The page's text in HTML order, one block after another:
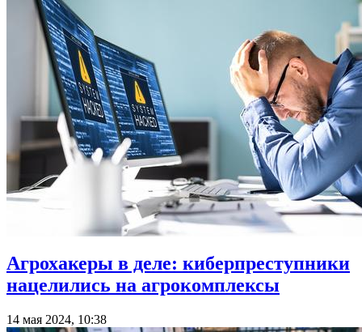
Агрохакеры в деле: киберпреступники
нацелились на агрокомплексы
14 мая 2024, 10:38